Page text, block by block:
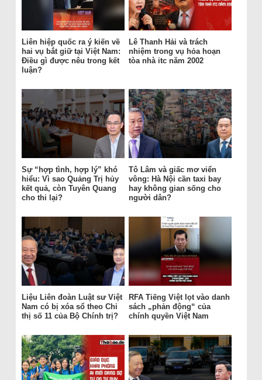
Liên hiệp quốc ra ý kiến về
hai vụ bắt giữ tại Việt Nam:
Điều gì được nêu trong kết
luận?
Lê Thanh Hải và trách
nhiệm trong vụ hỏa hoạn
tòa nhà itc năm 2002
Sự “hợp tình, hợp lý” khó
hiểu: Vì sao Quảng Trị hủy
kết quả, còn Tuyên Quang
cho thi lại?
Tô Lâm và giấc mơ viển
vông: Hà Nội cần taxi bay
hay không gian sống cho
người dân?
Liệu Liên đoàn Luật sư Việt
Nam có bị xóa sổ theo Chỉ
thị số 11 của Bộ Chính trị?
RFA Tiếng Việt lọt vào danh
sách „phản động“ của
chính quyền Việt Nam